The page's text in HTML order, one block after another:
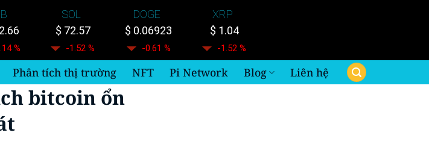
%
SOL
$ 72.57
-1.52 %
DOGE
$ 0.06923
-0.61 %
XRP
$ 1.04
-1.52 %
Phân tích thị trường NFT Pi Network Blog Liên hệ
bitcoin ổn